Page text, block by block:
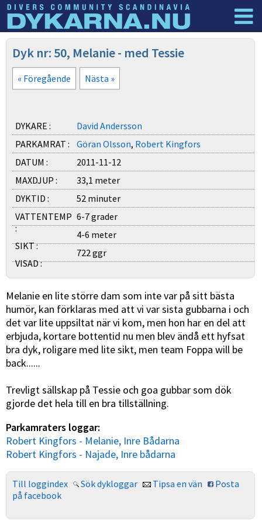
Dyknyheter
Dyk nr: 50, Melanie - med Tessie
« Föregående Nästa »
DYKARE :
David Andersson
PARKAMRAT :
Göran Olsson, Robert Kingfors
DATUM :
2011-11-12
MAXDJUP :
33,1 meter
DYKTID :
52 minuter
VATTENTEMP
:
6-7 grader
SIKT :
4-6 meter
VISAD :
722 ggr
Melanie en lite större dam som inte var på sitt bästa
humör, kan förklaras med att vi var sista gubbarna i och
det var lite uppsiltat när vi kom, men hon har en del att
erbjuda, kortare bottentid nu men blev ändå ett hyfsat
bra dyk, roligare med lite sikt, men team Foppa will be
back......
Trevligt sällskap på Tessie och goa gubbar som dök
gjorde det hela till en bra tillställning.
Parkamraters loggar:
Robert Kingfors - Melanie, Inre Bådarna
Robert Kingfors - Najade, Inre bådarna
Till loggindex Sök dykloggar Tipsa en vän
Posta
på facebook